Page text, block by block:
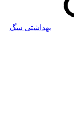
بهداشتی سگ